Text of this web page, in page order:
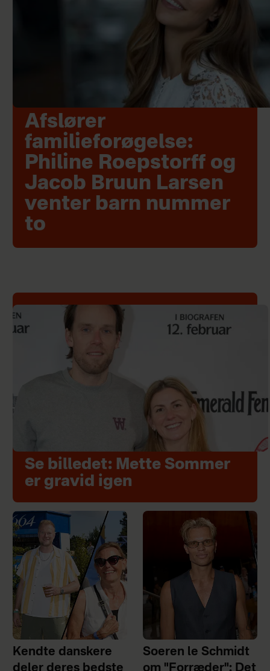
Afslører
familieforøgelse:
Philine Roepstorff og
Jacob Bruun Larsen
venter barn nummer
to
Se billedet: Mette Sommer
er gravid igen
Kendte danskere
deler deres bedste
Soeren le Schmidt
om "Forræder": Det